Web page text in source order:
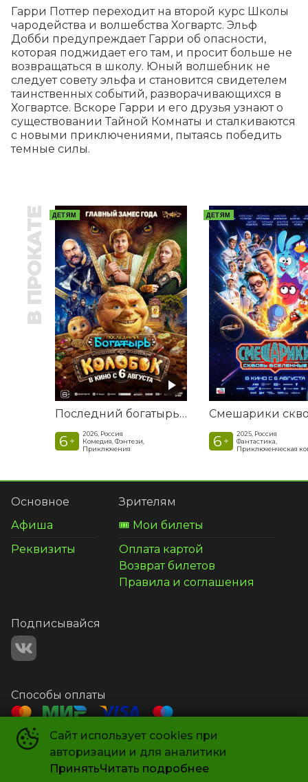
Гарри Поттер переходит на второй курс Школы
чародейства и волшебства Хогвартс. Эльф
Добби предупреждает Гарри об опасности,
которая поджидает его там, и просит больше не
возвращаться в школу. Юный волшебник не
следует совету эльфа и становится свидетелем
таинственных событий, разворачивающихся в
Хогвартсе. Вскоре Гарри и его друзья узнают о
существовании Тайной Комнаты и сталкиваются
с новыми приключениями, пытаясь победить
темные силы.
В ПРОКАТЕ ДЕТЯМ
Последний богатырь. Колобок
6 +
2026, Россия
Комедия, Фэнтези,
Приключения
ДЕТЯМ
6 +
2025, Россия
Фантастика,
Приключенческая
Сайт использует cookies при
авторизации и для аналитики
ПринятьЧитать подробнее
Основное
Афиша
Реквизиты
Зрителям
🎟️ Мои билеты
Оплата картой
Возврат билетов
Правила и соглашения
Подписывайся
Способы оплаты
Контакты
+7 987 581-14-21